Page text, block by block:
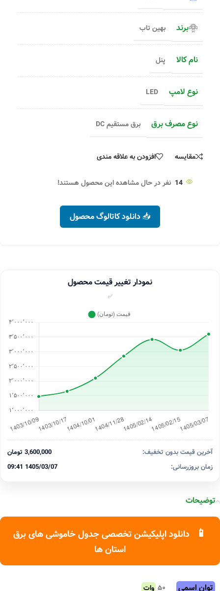
برند بهین تاب
نام کالا پنل
نوع لامپ LED
نوع مصرف برق برق مستقیم DC
مقایسه افزودن به علاقه مندی
14 نفر در حال مشاهده این محصول هستند!
📥 دانلود کاتالوگ محصول
نمودار تغییر قیمت محصول
✅
آخرین قیمت بدون تخفیف:
3,600,000 تومان
زمان بروزرسانی:
1405/03/07 09:41
توضیحات
📱
دانلود اپلیکیشن تخصصی جدول خاموشی های برق
استان ها
توان اسمی ۵۰ وات